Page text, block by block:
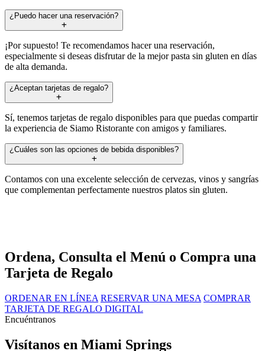
¿Puedo hacer una reservación?
¡Por supuesto! Te recomendamos hacer una reservación,
especialmente si deseas disfrutar de la mejor pasta sin gluten en días
de alta demanda.
¿Aceptan tarjetas de regalo?
Sí, tenemos tarjetas de regalo disponibles para que puedas compartir
la experiencia de Siamo Ristorante con amigos y familiares.
¿Cuáles son las opciones de bebida disponibles?
Contamos con una excelente selección de cervezas, vinos y sangrías
que complementan perfectamente nuestros platos sin gluten.
Ordena, Consulta el Menú o Compra una
Tarjeta de Regalo
ORDENAR EN LÍNEA RESERVAR UNA MESA COMPRAR
TARJETA DE REGALO DIGITAL
Encuéntranos
Visítanos en Miami Springs